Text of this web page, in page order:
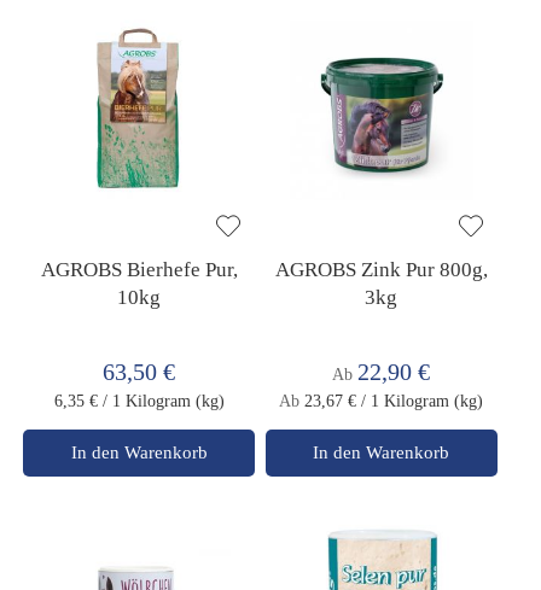
AGROBS Bierhefe Pur,
10kg
63,50 €
6,35 € / 1 Kilogram (kg)
In den Warenkorb
AGROBS Zink Pur 800g,
3kg
Ab 22,90 €
Ab 23,67 € / 1 Kilogram (kg)
In den Warenkorb